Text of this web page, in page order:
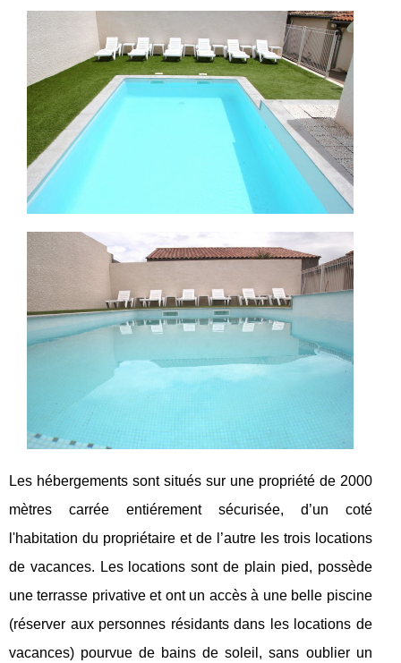
Les hébergements sont situés sur une propriété de 2000
mètres carrée entiérement sécurisée, d’un coté
l'habitation du propriétaire et de l’autre les trois locations
de vacances. Les locations sont de plain pied, possède
une terrasse privative et ont un accès à une belle piscine
(réserver aux personnes résidants dans les locations de
vacances) pourvue de bains de soleil, sans oublier un